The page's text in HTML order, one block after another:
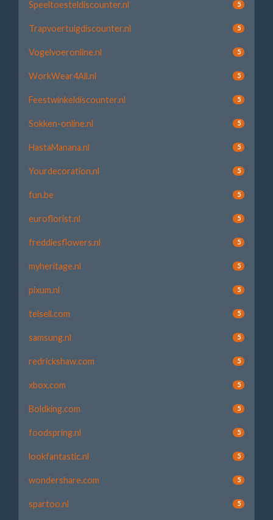
Speeltoesteldiscounter.nl 5
Trapvoertuigdiscounter.nl 5
Vogelvoeronline.nl 5
WorkWear4All.nl 5
Feestwinkeldiscounter.nl 5
Sokken-online.nl 5
HastaManana.nl 5
Yourdecoration.nl 5
fun.be 5
euroflorist.nl 5
freddiesflowers.nl 5
myheritage.nl 5
pixum.nl 5
telsell.com 5
samsung.nl 5
redrickshaw.com 5
xbox.com 5
Boldking.com 5
foodspring.nl 5
lookfantastic.nl 5
wondershare.com 5
spartoo.nl 5